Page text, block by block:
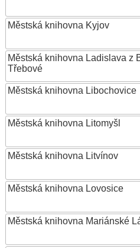
Městská knihovna Kyjov
Městská knihovna Ladislava z
Třebové
Městská knihovna Libochovice
Městská knihovna Litomyšl
Městská knihovna Litvínov
Městská knihovna Lovosice
Městská knihovna Mariánské